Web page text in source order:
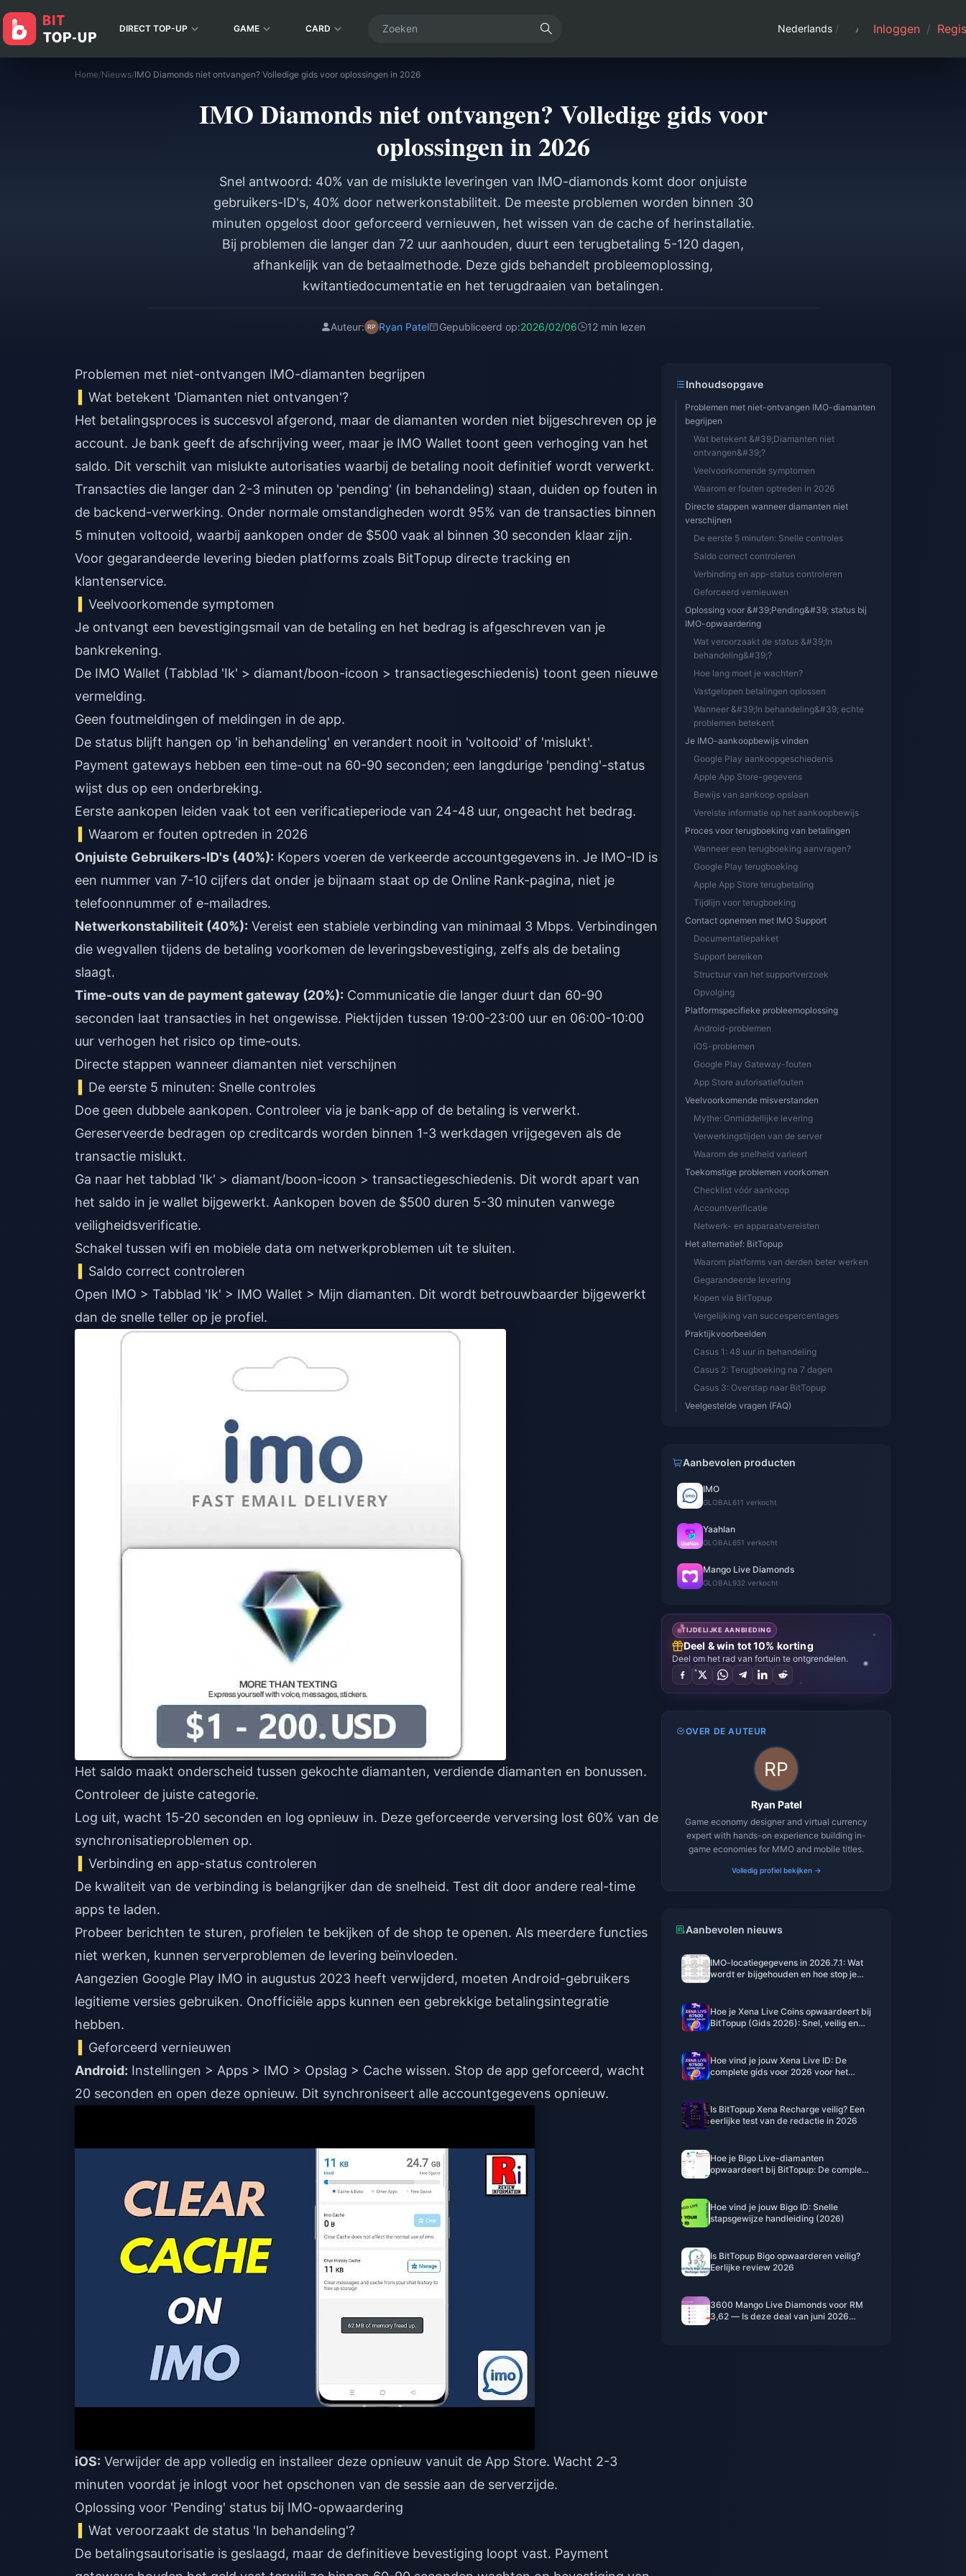
DIRECT TOP-UP GAME CARD Nederlands / Inloggen /
Home/Nieuws/IMO Diamonds niet ontvangen? Volledige gids voor oplossingen in 2026
IMO Diamonds niet ontvangen? Volledige gids voor
oplossingen in 2026
Snel antwoord: 40% van de mislukte leveringen van IMO-diamonds komt door onjuiste
gebruikers-ID's, 40% door netwerkonstabiliteit. De meeste problemen worden binnen 30
minuten opgelost door geforceerd vernieuwen, het wissen van de cache of herinstallatie.
Bij problemen die langer dan 72 uur aanhouden, duurt een terugbetaling 5-120 dagen,
afhankelijk van de betaalmethode. Deze gids behandelt probleemoplossing,
kwitantiedocumentatie en het terugdraaien van betalingen.
Auteur: Ryan Patel Gepubliceerd op:2026/02/06 12 min lezen
Problemen met niet-ontvangen IMO-diamanten begrijpen
Wat betekent 'Diamanten niet ontvangen'?
Het betalingsproces is succesvol afgerond, maar de diamanten worden niet bijgeschreven op je
account. Je bank geeft de afschrijving weer, maar je IMO Wallet toont geen verhoging van het
saldo. Dit verschilt van mislukte autorisaties waarbij de betaling nooit definitief wordt verwerkt.
Transacties die langer dan 2-3 minuten op 'pending' (in behandeling) staan, duiden op fouten in
de backend-verwerking. Onder normale omstandigheden wordt 95% van de transacties binnen
5 minuten voltooid, waarbij aankopen onder de $500 vaak al binnen 30 seconden klaar zijn.
Voor gegarandeerde levering bieden platforms zoals BitTopup directe tracking en
klantenservice.
Veelvoorkomende symptomen
Je ontvangt een bevestigingsmail van de betaling en het bedrag is afgeschreven van je
bankrekening.
De IMO Wallet (Tabblad 'Ik' > diamant/boon-icoon > transactiegeschiedenis) toont geen nieuwe
vermelding.
Geen foutmeldingen of meldingen in de app.
De status blijft hangen op 'in behandeling' en verandert nooit in 'voltooid' of 'mislukt'.
Payment gateways hebben een time-out na 60-90 seconden; een langdurige 'pending'-status
wijst dus op een onderbreking.
Eerste aankopen leiden vaak tot een verificatieperiode van 24-48 uur, ongeacht het bedrag.
Waarom er fouten optreden in 2026
Onjuiste Gebruikers-ID's (40%): Kopers voeren de verkeerde accountgegevens in. Je IMO-ID is
een nummer van 7-10 cijfers dat onder je bijnaam staat op de Online Rank-pagina, niet je
telefoonnummer of e-mailadres.
Netwerkonstabiliteit (40%): Vereist een stabiele verbinding van minimaal 3 Mbps. Verbindingen
die wegvallen tijdens de betaling voorkomen de leveringsbevestiging, zelfs als de betaling
slaagt.
Time-outs van de payment gateway (20%): Communicatie die langer duurt dan 60-90
seconden laat transacties in het ongewisse. Piektijden tussen 19:00-23:00 uur en 06:00-10:00
uur verhogen het risico op time-outs.
Directe stappen wanneer diamanten niet verschijnen
De eerste 5 minuten: Snelle controles
Doe geen dubbele aankopen. Controleer via je bank-app of de betaling is verwerkt.
Gereserveerde bedragen op creditcards worden binnen 1-3 werkdagen vrijgegeven als de
transactie mislukt.
Ga naar het tabblad 'Ik' > diamant/boon-icoon > transactiegeschiedenis. Dit wordt apart van
het saldo in je wallet bijgewerkt. Aankopen boven de $500 duren 5-30 minuten vanwege
veiligheidsverificatie.
Schakel tussen wifi en mobiele data om netwerkproblemen uit te sluiten.
Saldo correct controleren
Open IMO > Tabblad 'Ik' > IMO Wallet > Mijn diamanten. Dit wordt betrouwbaarder bijgewerkt
dan de snelle teller op je profiel.
Het saldo maakt onderscheid tussen gekochte diamanten, verdiende diamanten en bonussen.
Controleer de juiste categorie.
Log uit, wacht 15-20 seconden en log opnieuw in. Deze geforceerde verversing lost 60% van de
synchronisatieproblemen op.
Verbinding en app-status controleren
De kwaliteit van de verbinding is belangrijker dan de snelheid. Test dit door andere real-time
apps te laden.
Probeer berichten te sturen, profielen te bekijken of de shop te openen. Als meerdere functies
niet werken, kunnen serverproblemen de levering beïnvloeden.
Aangezien Google Play IMO in augustus 2023 heeft verwijderd, moeten Android-gebruikers
legitieme versies gebruiken. Onofficiële apps kunnen een gebrekkige betalingsintegratie
hebben.
Geforceerd vernieuwen
Android: Instellingen > Apps > IMO > Opslag > Cache wissen. Stop de app geforceerd, wacht
20 seconden en open deze opnieuw. Dit synchroniseert alle accountgegevens opnieuw.
iOS: Verwijder de app volledig en installeer deze opnieuw vanuit de App Store. Wacht 2-3
minuten voordat je inlogt voor het opschonen van de sessie aan de serverzijde.
Oplossing voor 'Pending' status bij IMO-opwaardering
Wat veroorzaakt de status 'In behandeling'?
De betalingsautorisatie is geslaagd, maar de definitieve bevestiging loopt vast. Payment
Inhoudsopgave
Problemen met niet-ontvangen IMO-diamanten
begrijpen
Wat betekent &#39;Diamanten niet
ontvangen&#39;?
Veelvoorkomende symptomen
Waarom er fouten optreden in 2026
Directe stappen wanneer diamanten niet
verschijnen
De eerste 5 minuten: Snelle controles
Saldo correct controleren
Verbinding en app-status controleren
Geforceerd vernieuwen
Oplossing voor &#39;Pending&#39; status bij
IMO-opwaardering
Wat veroorzaakt de status &#39;In
behandeling&#39;?
Hoe lang moet je wachten?
Vastgelopen betalingen oplossen
Wanneer &#39;In behandeling&#39; echte
problemen betekent
Je IMO-aankoopbewijs vinden
Google Play aankoopgeschiedenis
Apple App Store-gegevens
Bewijs van aankoop opslaan
Vereiste informatie op het aankoopbewijs
Proces voor terugboeking van betalingen
Wanneer een terugboeking aanvragen?
Google Play terugboeking
Apple App Store terugbetaling
Tijdlijn voor terugboeking
Contact opnemen met IMO Support
Documentatiepakket
Support bereiken
Structuur van het supportverzoek
Opvolging
Platformspecifieke probleemoplossing
Android-problemen
iOS-problemen
Google Play Gateway-fouten
App Store autorisatiefouten
Veelvoorkomende misverstanden
Mythe: Onmiddellijke levering
Verwerkingstijden van de server
Waarom de snelheid varieert
Toekomstige problemen voorkomen
Checklist vóór aankoop
Accountverificatie
Netwerk- en apparaatvereisten
Het alternatief: BitTopup
Waarom platforms van derden beter werken
Gegarandeerde levering
Kopen via BitTopup
Vergelijking van succespercentages
Praktijkvoorbeelden
Casus 1: 48 uur in behandeling
Casus 2: Terugboeking na 7 dagen
Casus 3: Overstap naar BitTopup
Veelgestelde vragen (FAQ)
Aanbevolen producten
IMO
GLOBAL 611 verkocht
Yaahlan
GLOBAL 651 verkocht
Mango Live Diamonds
GLOBAL 932 verkocht
TIJDELIJKE AANBIEDING
Deel & win tot 10% korting
Deel om het rad van fortuin te ontgrendelen.
OVER DE AUTEUR
Ryan Patel
Game economy designer and virtual currency
expert with hands-on experience building in-
game economies for MMO and mobile titles.
Volledig profiel bekijken →
Aanbevolen nieuws
IMO-locatiegegevens in 2026.7.1: Wat
wordt er bijgehouden en hoe stop je
Hoe je Xena Live Coins opwaardeert bij
BitTopup (Gids 2026): Snel, veilig en
Hoe vind je jouw Xena Live ID: De
complete gids voor 2026 voor het
Is BitTopup Xena Recharge veilig? Een
eerlijke test van de redactie in 2026
Hoe je Bigo Live-diamanten
opwaardeert bij BitTopup: De complete
Hoe vind je jouw Bigo ID: Snelle
stapsgewijze handleiding (2026)
Is BitTopup Bigo opwaarderen veilig?
Eerlijke review 2026
3600 Mango Live Diamonds voor RM
3,62 — Is deze deal van juni 2026